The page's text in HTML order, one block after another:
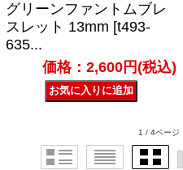
グリーンファントムブレ
スレット 13mm [t493-
635...
価格：2,600円(税込)
1 / 4ページ